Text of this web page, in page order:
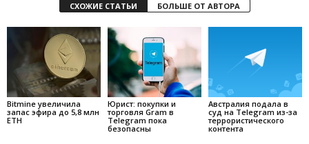
СХОЖИЕ СТАТЬИ БОЛЬШЕ ОТ АВТОРА
Bitmine увеличила
запас эфира до 5,8 млн
ETH
Юрист: покупки и
торговля Gram в
Telegram пока
безопасны
Австралия подала в
суд на Telegram из-за
террористического
контента